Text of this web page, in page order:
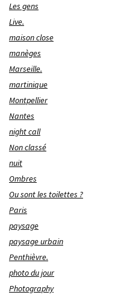
Les gens
Live.
maison close
manèges
Marseille.
martinique
Montpellier
Nantes
night call
Non classé
nuit
Ombres
Ou sont les toilettes ?
Paris
paysage
paysage urbain
Penthièvre.
photo du jour
Photography